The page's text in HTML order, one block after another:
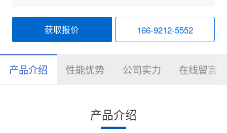
获取报价 166-9212-5552
产品介绍 性能优势 公司实力 在线留言
产品介绍